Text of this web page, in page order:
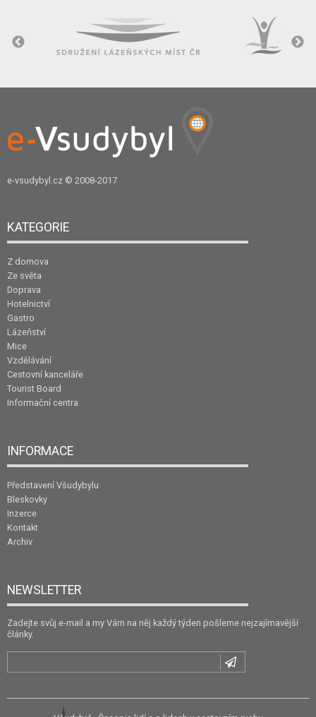
e-vsudybyl.cz © 2008-2017
KATEGORIE
Z domova
Ze světa
Doprava
Hotelnictví
Gastro
Lázeňství
Mice
Vzdělávání
Cestovní kanceláře
Tourist Board
Informační centra
INFORMACE
Představení Všudybylu
Bleskovky
Inzerce
Kontakt
Archiv
NEWSLETTER
Zadejte svůj e-mail a my Vám na něj každý týden pošleme nejzajímavější
články.